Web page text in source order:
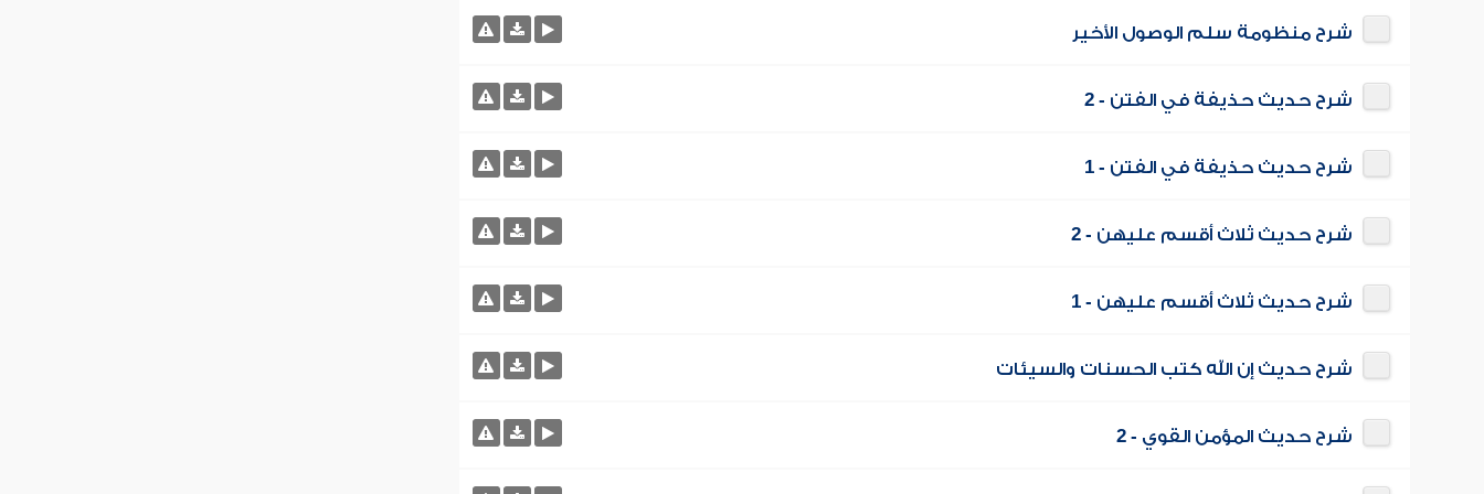
شرح منظومة سلم الوصول الأخير
شرح حديث حذيفة في الفتن - 2
شرح حديث حذيفة في الفتن - 1
شرح حديث ثلاث أقسم عليهن - 2
شرح حديث ثلاث أقسم عليهن - 1
شرح حديث إن الله كتب الحسنات والسيئات
شرح حديث المؤمن القوي - 2